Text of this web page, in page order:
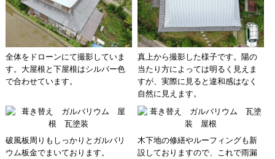
全体をドローンにて撮影していま
す。大屋根と下屋根はシルバー色
で合わせています。
真上から撮影した様子です。陽の
当たり方によっては明るく見えま
すが、実際に見ると違和感はなく
自然に見えます。
破風板周りもしっかりとガルバリ
ウム板金でまいております。
木下地の修繕やルーフィングも新
設しておりますので、これで雨漏